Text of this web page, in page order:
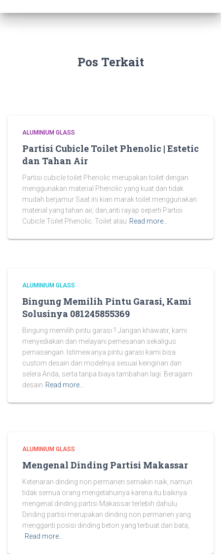
Pos Terkait
ALUMINIUM GLASS
Partisi Cubicle Toilet Phenolic | Estetic
dan Tahan Air
Partisi cubicle toilet Phenolic merupakan toilet dengan
menggunakan material Phenolic yang kuat dan tidak
mudah berjamur Saat ini kian marak toilet menggunakan
material yang tahan air, dan,anti rayap seperti Partisi
Cubicle Toilet Phenolic. Toilet atau Read more…
ALUMINIUM GLASS
Bingung Memilih Pintu Garasi, Kami
Solusinya 081245855369
Bingung memilih pintu garasi ? Jangan khawatir, kami
menyediakan dan melayani pemesanan sekaligus
pemasangan. Istimewanya pintu garasi kami bisa
custom desain dan modelnya sesuai keinginan dan
selera Anda, serta tanpa biaya tambahan lagi. Beragam
desain Read more…
ALUMINIUM GLASS
Mengenal Dinding Partisi Makassar
Ketenaran dinding non permanen semakin naik, namun
tidak semua orang mengetahuinya karena itu baiknya
mengenal dinding partisi Makassar terlebih dahulu.
Dinding partisi merupakan dinding non permanen yang
mengganti posisi dinding beton yang terbuat dari bata,
Read more…